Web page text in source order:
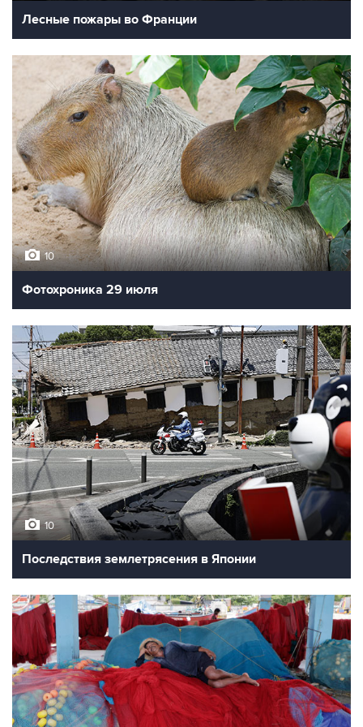
Лесные пожары во Франции
10
Фотохроника 29 июля
10
Последствия землетрясения в Японии